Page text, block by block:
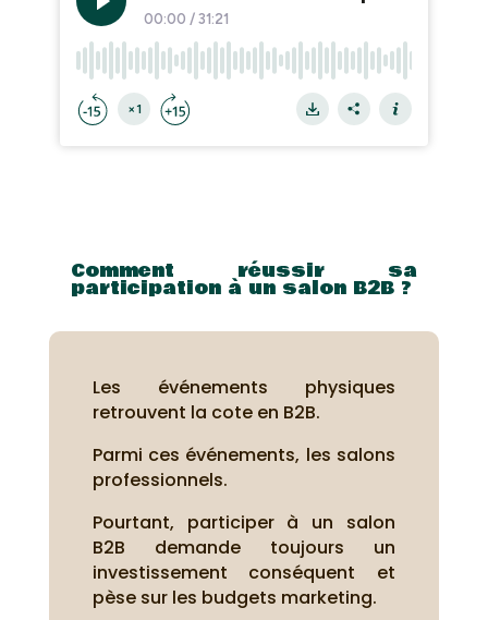
Comment réussir sa
participation à un salon B2B ?
Les événements physiques
retrouvent la cote en B2B.
Parmi ces événements, les salons
professionnels.
Pourtant, participer à un salon
B2B demande toujours un
investissement conséquent et
pèse sur les budgets marketing.